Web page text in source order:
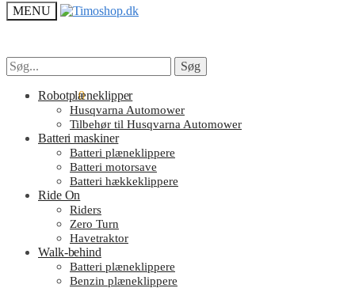
MENU
Søg
efter:
Søg
kr.0.00 0
Søg
efter:
Søg
Robotplæneklipper
Husqvarna Automower
Tilbehør til Husqvarna Automower
Batteri maskiner
Batteri plæneklippere
Batteri motorsave
Batteri hækkeklippere
Ride On
Riders
Zero Turn
Havetraktor
Walk-behind
Batteri plæneklippere
Benzin plæneklippere